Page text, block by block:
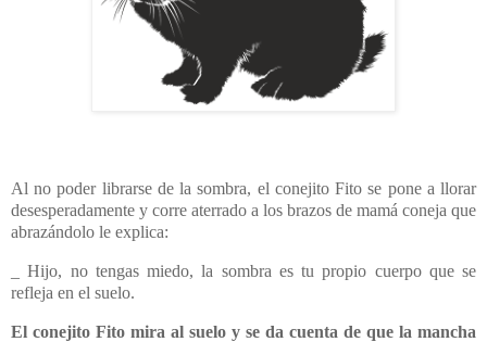
Al no poder librarse de la sombra, el conejito Fito se pone a llorar
desesperadamente y corre aterrado a los brazos de mamá coneja que
abrazándolo le explica:
_ Hijo, no tengas miedo, la sombra es tu propio cuerpo que se
refleja en el suelo.
El conejito Fito mira al suelo y se da cuenta de que la mancha